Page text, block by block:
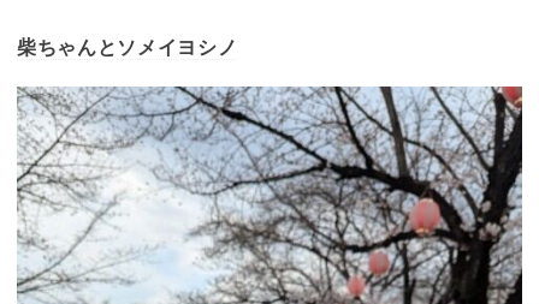
柴ちゃんと ソメイヨシノ